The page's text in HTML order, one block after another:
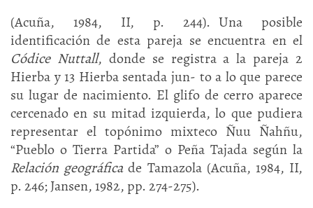
(Acuña, 1984, II, p. 244). Una posible
identificación de esta pareja se encuentra en el
Códice Nuttall, donde se registra a la pareja 2
Hierba y 13 Hierba sentada jun- to a lo que parece
su lugar de nacimiento. El glifo de cerro aparece
cercenado en su mitad izquierda, lo que pudiera
representar el topónimo mixteco Ñuu Ñahñu,
“Pueblo o Tierra Partida” o Peña Tajada según la
Relación geográficade Tamazola (Acuña, 1984, II,
p. 246; Jansen, 1982, pp. 274-275).